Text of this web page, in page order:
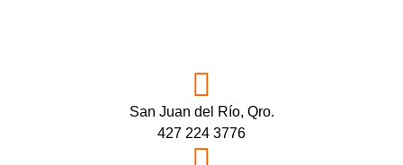
San Juan del Río, Qro.
427 224 3776